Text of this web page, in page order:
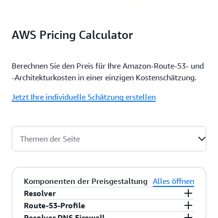
AWS Pricing Calculator
Berechnen Sie den Preis für Ihre Amazon-Route-53- und
-Architekturkosten in einer einzigen Kostenschätzung.
Jetzt Ihre individuelle Schätzung erstellen
Themen der Seite
Komponenten der Preisgestaltung Alles öffnen
Resolver
Resolver-Endpunkte
Route-53-Profile